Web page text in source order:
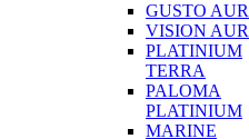
GUSTO
VISION
PLATINIUM
TERRA
PALOMA
PLATINIUM
MARINE